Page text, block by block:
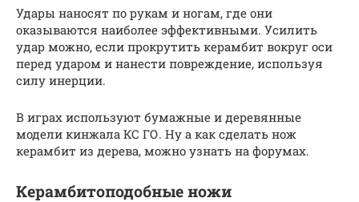
Удары наносят по рукам и ногам, где они
оказываются наиболее эффективными. Усилить
удар можно, если прокрутить керамбит вокруг оси
перед ударом и нанести повреждение, используя
силу инерции.
В играх используют бумажные и деревянные
модели кинжала КС ГО. Ну а как сделать нож
керамбит из дерева, можно узнать на форумах.
Керамбитоподобные ножи